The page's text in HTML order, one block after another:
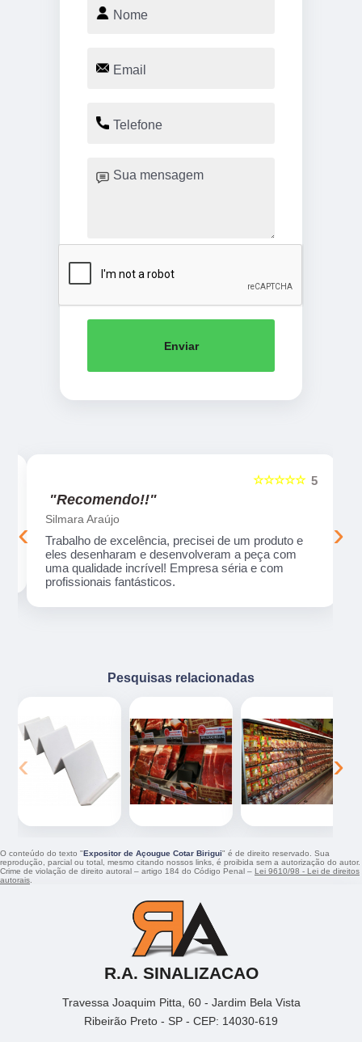
Enviar
5
☆☆☆☆☆
"Recomendo!!"
Silmara Araújo
Trabalho de excelência, precisei de um produto e
eles desenharam e desenvolveram a peça com
uma qualidade incrível! Empresa séria e com
profissionais fantásticos.
‹ ›
Pesquisas relacionadas
‹ ›
O conteúdo do texto "Expositor de Açougue Cotar Birigui" é de direito reservado. Sua
reprodução, parcial ou total, mesmo citando nossos links, é proibida sem a autorização do autor.
Crime de violação de direito autoral – artigo 184 do Código Penal – Lei 9610/98 - Lei de direitos
autorais
R.A. SINALIZACAO
Travessa Joaquim Pitta, 60 - Jardim Bela Vista
Ribeirão Preto - SP - CEP: 14030-619